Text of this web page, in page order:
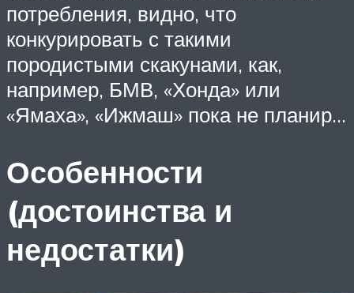
потребления, видно, что
конкурировать с такими
породистыми скакунами, как,
например, БМВ, «Хонда» или
«Ямаха», «Ижмаш» пока не планир…
Особенности
(достоинства и
недостатки)